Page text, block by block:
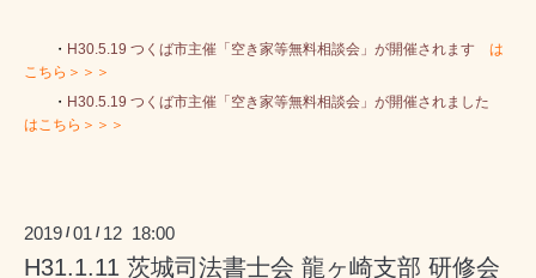
・ H30.5.19 つくば市主催「空き家等無料相談会」が開催されます は
こちら＞＞＞
・ H30.5.19 つくば市主催「空き家等無料相談会」が開催されました
はこちら＞＞＞
2019 /01 / 12 18:00
H31.1.11 茨城司法書士会 龍ヶ崎支部 研修会